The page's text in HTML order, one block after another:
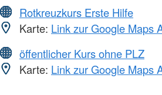
Rotkreuzkurs Erste Hilfe
Karte: Link zur Google Maps
öffentlicher Kurs ohne PLZ
Karte: Link zur Google Maps